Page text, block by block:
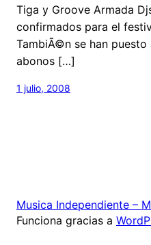
Tiga y Groove Armada
confirmados para el
TambiÃ©n se han
abonos […]
1 julio, 2008
Musica Independiente –
Funciona gracias a